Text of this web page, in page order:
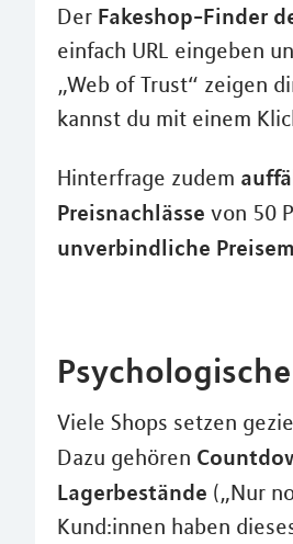
Der Fakeshop-Finder
einfach URL eingeben
„Web of Trust“ zeigen
kannst du mit einem
Hinterfrage zudem
Preisnachlässe von 50
unverbindliche
Viele Shops setzen
Dazu gehören
Lagerbestände („Nur
Kund:innen haben